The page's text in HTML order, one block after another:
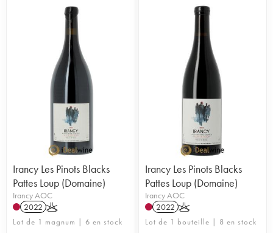
Irancy Les Pinots Blacks
Pattes Loup (Domaine)
Irancy AOC
2022 K
Lot de 1 magnum | 6 en stock
Irancy Les Pinots Blacks
Pattes Loup (Domaine)
Irancy AOC
2022 K
Lot de 1 bouteille | 8 en stock